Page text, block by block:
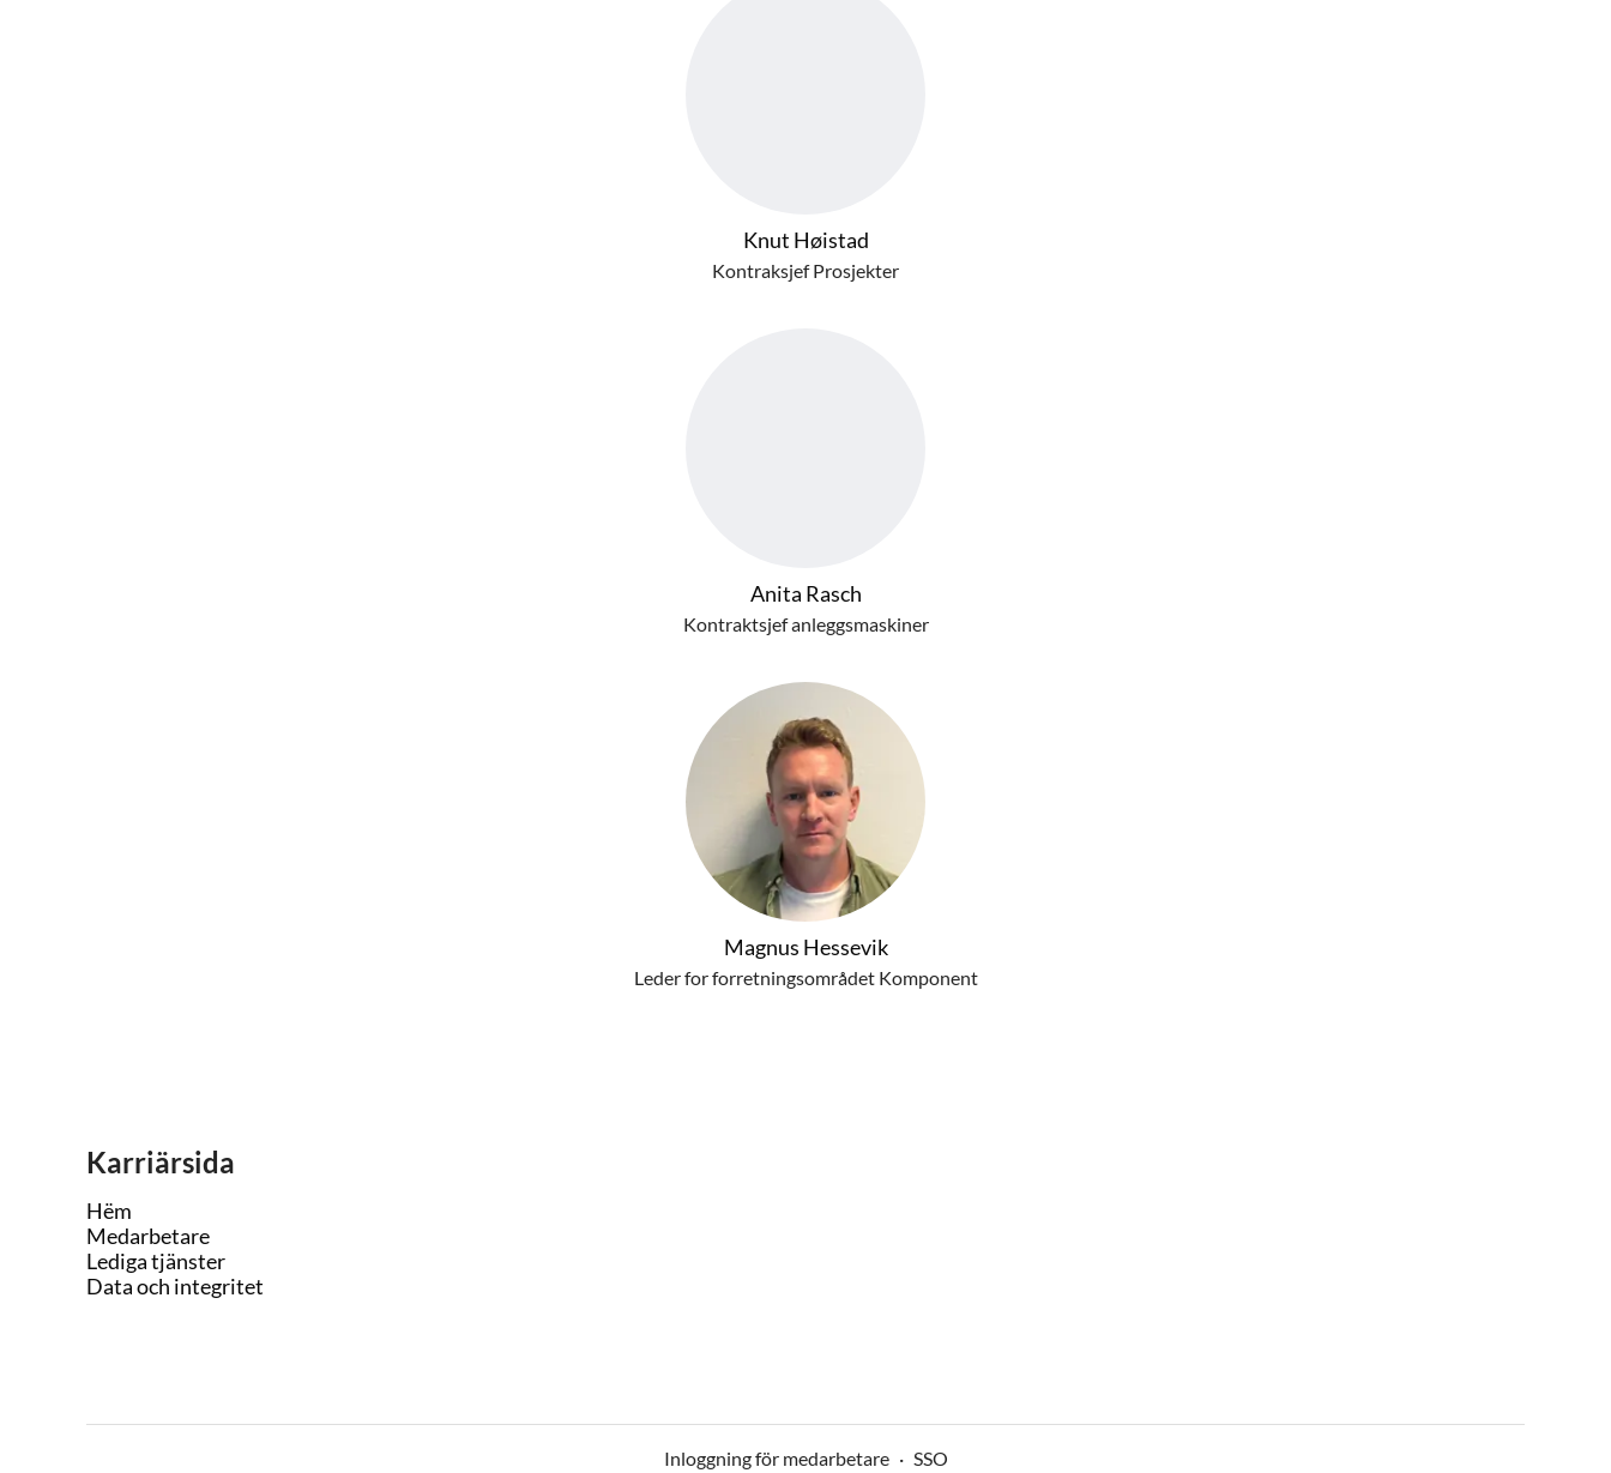
Knut Høistad
Kontraksjef Prosjekter
Anita Rasch
Kontraktsjef anleggsmaskiner
Magnus Hessevik
Leder for forretningsområdet Komponent
Karriärsida
Hëm
Medarbetare
Lediga tjänster
Data och integritet
Inloggning för medarbetare · SSO